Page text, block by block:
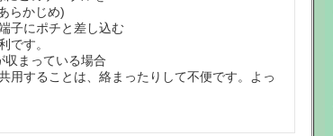
らかじめ)
子にポチと差し込む
です。
収まっている場合
用することは、絡まったりして不便です。よっ